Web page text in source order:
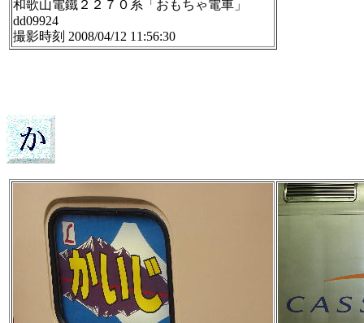
和歌山電鐵２２７０系「おもちゃ電車」
dd09924
撮影時刻 2008/04/12 11:56:30